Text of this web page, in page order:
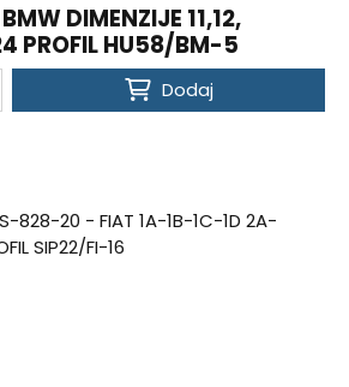
DIMENZIJE 11,12,
PROFIL HU58/BM-5
Dodaj